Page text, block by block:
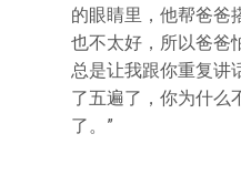
的眼睛里，他帮爸爸
也不太好，所以爸爸
总是让我跟你重复讲
了五遍了，你为什么
了。”